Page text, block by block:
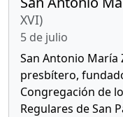
XVI)
5 de julio
San Antonio María
presbítero,
Congregación de
Regulares de San